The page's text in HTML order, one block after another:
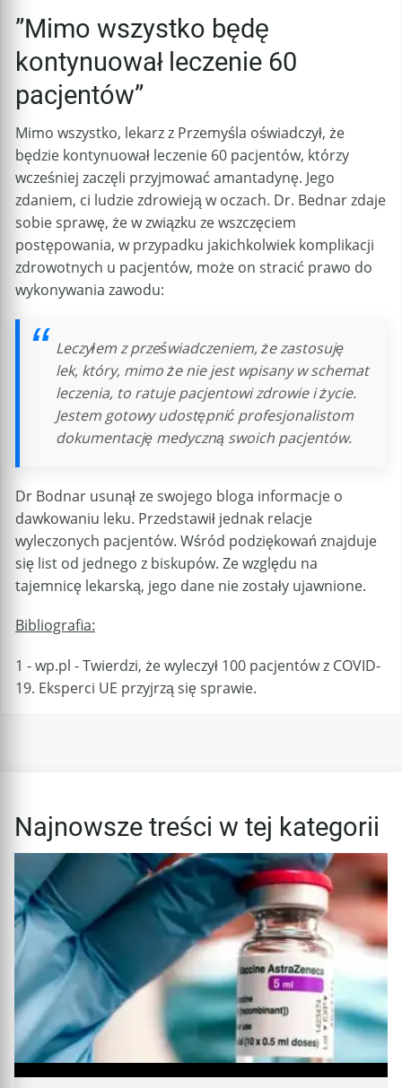
”Mimo wszystko będę
kontynuował leczenie 60
pacjentów”
Mimo wszystko, lekarz z Przemyśla oświadczył, że
będzie kontynuował leczenie 60 pacjentów, którzy
wcześniej zaczęli przyjmować amantadynę. Jego
zdaniem, ci ludzie zdrowieją w oczach. Dr. Bednar zdaje
sobie sprawę, że w związku ze wszczęciem
postępowania, w przypadku jakichkolwiek komplikacji
zdrowotnych u pacjentów, może on stracić prawo do
wykonywania zawodu:
Leczyłem z przeświadczeniem, że zastosuję
lek, który, mimo że nie jest wpisany w schemat
leczenia, to ratuje pacjentowi zdrowie i życie.
Jestem gotowy udostępnić profesjonalistom
dokumentację medyczną swoich pacjentów.
Dr Bodnar usunął ze swojego bloga informacje o
dawkowaniu leku. Przedstawił jednak relacje
wyleczonych pacjentów. Wśród podziękowań znajduje
się list od jednego z biskupów. Ze względu na
tajemnicę lekarską, jego dane nie zostały ujawnione.
Bibliografia:
1 - wp.pl - Twierdzi, że wyleczył 100 pacjentów z COVID-
19. Eksperci UE przyjrzą się sprawie.
Najnowsze treści w tej kategorii